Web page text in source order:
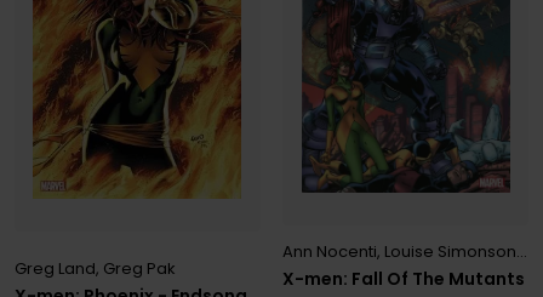
Greg Land, Greg Pak
X-men: Fall Of The Mutants
Ann Nocenti, Louise Simonson,